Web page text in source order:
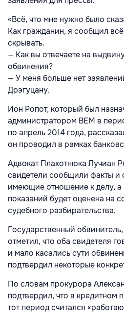
«Всё, что мне нужно было
Как гражданин, я сообщил
скрывать.
— Как вы отвечаете на
обвинения?
— У меня больше нет
Дрэгуцану.
Ион Ропот, который был
администратором BEM в
по апрель 2014 года,
он проводил в рамках
Адвокат Плахотнюка Лучиан
свидетели сообщили факты и
имеющие отношение к делу, а
показаний будет оценена на
судебного разбирательства.
Государственный
отметил, что оба свидетеля
и мало касались сути
подтвердил некоторые
По словам прокурора
подтвердил, что в кредитном
тот период считался